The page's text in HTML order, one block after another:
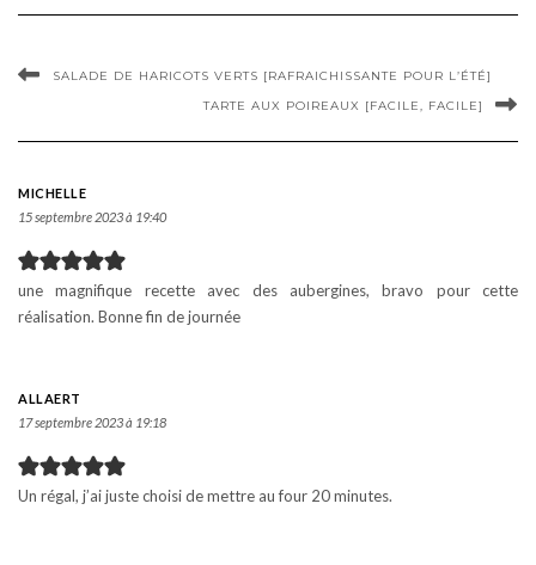
SALADE DE HARICOTS VERTS [RAFRAICHISSANTE POUR L’ÉTÉ]
TARTE AUX POIREAUX [FACILE, FACILE]
MICHELLE
15 septembre 2023 à 19:40
une magnifique recette avec des aubergines, bravo pour cette
réalisation. Bonne fin de journée
ALLAERT
17 septembre 2023 à 19:18
Un régal, j’ai juste choisi de mettre au four 20 minutes.